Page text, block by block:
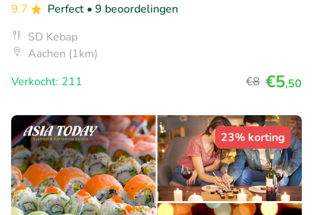
9.7
Perfect • 9 beoordelingen
SD Kebap
Aachen (1km)
Verkocht: 211
€8 €5,50
23% korting